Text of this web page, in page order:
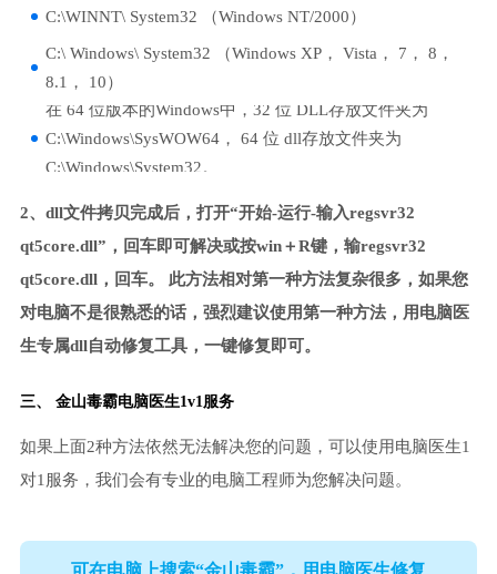
C:\WINNT\ System32 （Windows NT/2000）
C:\ Windows\ System32 （Windows XP， Vista， 7， 8，
8.1， 10）
在 64 位版本的Windows中，32 位 DLL存放文件夹为
C:\Windows\SysWOW64， 64 位 dll存放文件夹为
C:\Windows\System32。
2、dll文件拷贝完成后，打开“开始-运行-输入regsvr32
qt5core.dll”，回车即可解决或按win＋R键，输regsvr32
qt5core.dll，回车。 此方法相对第一种方法复杂很多，如果您
对电脑不是很熟悉的话，强烈建议使用第一种方法，用电脑医
生专属dll自动修复工具，一键修复即可。
三、 金山毒霸电脑医生1v1服务
如果上面2种方法依然无法解决您的问题，可以使用电脑医生1
对1服务，我们会有专业的电脑工程师为您解决问题。
可在电脑上搜索“金山毒霸”，用电脑医生修复